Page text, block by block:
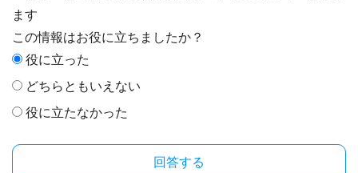
ます
この情報はお役に立ちましたか？
役に立った
どちらともいえない
役に立たなかった